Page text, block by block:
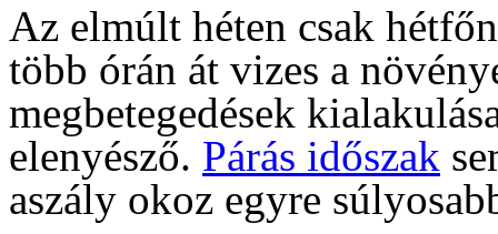
Az elmúlt héten csak
több órán át vizes a
megbetegedések
elenyésző. Párás időszak
aszály okoz egyre